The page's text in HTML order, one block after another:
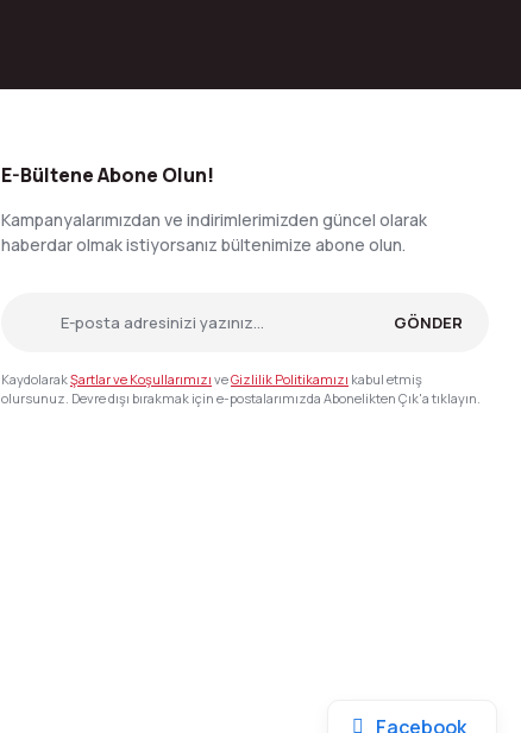
E-Bültene Abone Olun!
Kampanyalarımızdan ve indirimlerimizden güncel olarak
haberdar olmak istiyorsanız bültenimize abone olun.
GÖNDER
KaydolarakŞartlar ve Koşullarımızı veGizlilik Politikamızı kabul etmiş
olursunuz. Devre dışı bırakmak için e-postalarımızda Abonelikten Çık'a tıklayın.
Facebook